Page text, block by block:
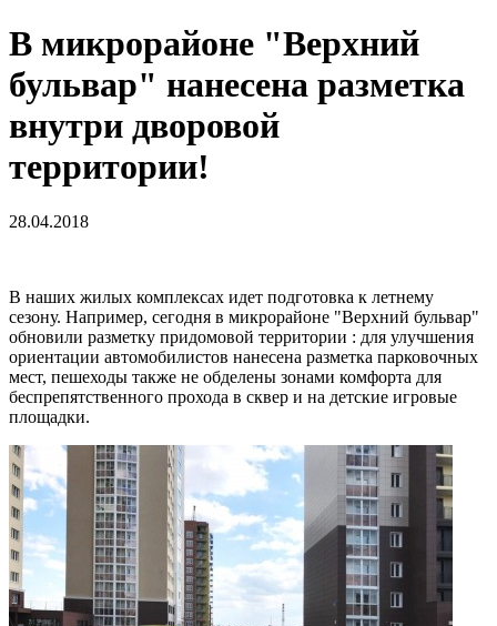
В микрорайоне "Верхний
бульвар" нанесена разметка
внутри дворовой
территории!
28.04.2018
В наших жилых комплексах идет подготовка к летнему
сезону. Например, сегодня в микрорайоне "Верхний бульвар"
обновили разметку придомовой территории : для улучшения
ориентации автомобилистов нанесена разметка парковочных
мест, пешеходы также не обделены зонами комфорта для
беспрепятственного прохода в сквер и на детские игровые
площадки.